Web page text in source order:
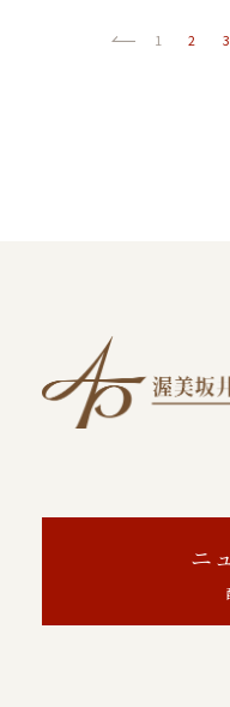
前へ1 (current)
2 3
ニ